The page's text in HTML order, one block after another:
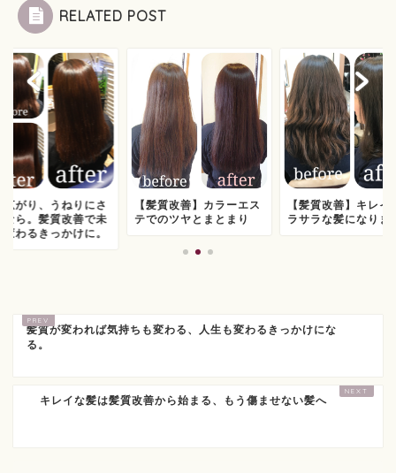
RELATED POST
広がり、うねりにさ
なら。髪質改善で未
変わるきっかけに。
【髪質改善】カラーエス
テでのツヤとまとまり
【髪質改善】キレイ
ラサラな髪になりま
髪質が変われば気持ちも変わる、人生も変わるきっかけにな
る。
キレイな髪は髪質改善から始まる、もう傷ませない髪へ